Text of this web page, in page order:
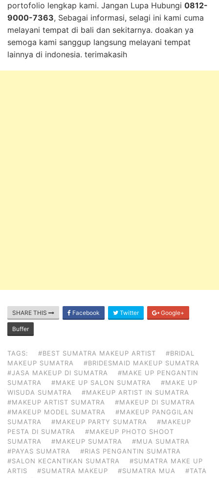
portofolio lengkap kami. Jangan Lupa Hubungi 0812-
9000-7363, Sebagai informasi, selagi ini kami cuma
melayani tempat di bali dan sekitarnya. doakan ya
semoga kami sanggup langsung melayani tempat
lainnya di indonesia. terimakasih
SHARE THIS Facebook Twitter Google+
Buffer
TAGS: #BEST SUMATRA MAKEUP ARTIST
#BRIDAL
MAKEUP SUMATRA
#BRIDESMAID MAKEUP SUMATRA
#JASA MAKEUP DI SUMATRA
#MAKE UP PENGANTIN
SUMATRA
#MAKE UP SALON SUMATRA
#MAKE UP
WISUDA SUMATRA
#MAKEUP ARTIST IN SUMATRA
#MAKEUP ARTIST SUMATRA
#MAKEUP DI SUMATRA
#MAKEUP MODEL SUMATRA
#MAKEUP PANGGILAN
SUMATRA
#MAKEUP PARTY SUMATRA
#MAKEUP
PESTA DI SUMATRA
#MAKEUP PHOTO SHOOT
SUMATRA
#MAKEUP SUMATRA
#MUA SUMATRA
#PAYAS SUMATRA
#RIAS PENGANTIN SUMATRA
#SALON KECANTIKAN SUMATRA
#SUMATRA MAKE UP
ARTIS
#SUMATRA MAKEUP #SUMATRA MUA
#TATA